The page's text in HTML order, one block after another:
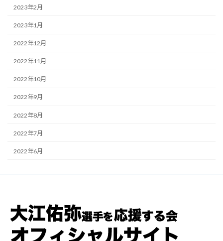
2023年2月
2023年1月
2022年12月
2022年11月
2022年10月
2022年9月
2022年8月
2022年7月
2022年6月